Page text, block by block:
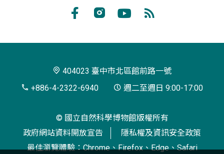
博
閱
404023 臺中市北區館前路一號
+886-4-2322-6940
週二至週日 9:00-17:00
© 國立自然科學博物館版權所有
政府網站資料開放宣告
隱私權及資訊安全政策
最佳瀏覽體驗：Chrome、Firefox、Edge、Safari